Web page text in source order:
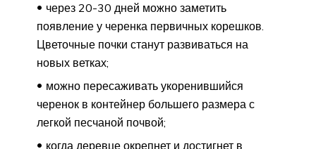
через 20-30 дней можно заметить
появление у черенка первичных корешков.
Цветочные почки станут развиваться на
новых ветках;
можно пересаживать укоренившийся
черенок в контейнер большего размера с
легкой песчаной почвой;
когда деревце окрепнет и достигнет в